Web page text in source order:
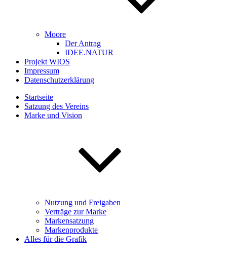
Moore
Der Antrag
IDEE.NATUR
Projekt WIOS
Impressum
Datenschutzerklärung
Startseite
Satzung des Vereins
Marke und Vision
Nutzung und Freigaben
Verträge zur Marke
Markensatzung
Markenprodukte
Alles für die Grafik